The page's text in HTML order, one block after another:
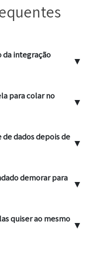
da integração
▼
para colar no
▼
dados depois de ▼
demorar para
▼
quiser ao mesmo ▼